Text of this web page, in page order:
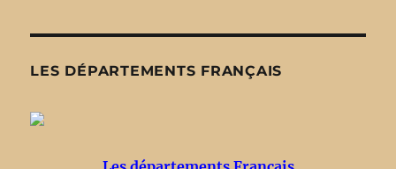
LES DÉPARTEMENTS FRANÇAIS